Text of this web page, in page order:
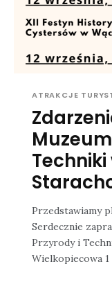
ATRAKCJE
Techniki
Przedstawiamy
Serdecznie
Przyrody i
Wielkopiecowa